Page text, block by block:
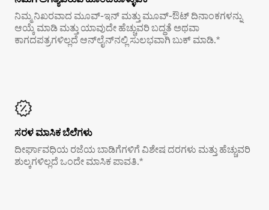
ನಿಮ್ಮ ನಿಖರವಾದ ಮೂವ್-ಇನ್ ಮತ್ತು ಮೂವ್-ಔಟ್ ದಿನಾಂಕಗಳನ್ನು
ಆಯ್ಕೆ ಮಾಡಿ ಮತ್ತು ಯಾವುದೇ ಹೆಚ್ಚುವರಿ ಬದ್ಧತೆ ಅಥವಾ
ಕಾಗದಪತ್ರಗಳಿಲ್ಲದೆ ಆನ್‌ಲೈನ್‌ನಲ್ಲಿ ಸುಲಭವಾಗಿ ಬುಕ್ ಮಾಡಿ.*
ಸರಳ ಮಾಸಿಕ ಬೆಲೆಗಳು
ದೀರ್ಘಾವಧಿಯ ರಜೆಯ ಬಾಡಿಗೆಗಳಿಗೆ ವಿಶೇಷ ದರಗಳು ಮತ್ತು ಹೆಚ್ಚುವರಿ
ಶುಲ್ಕಗಳಿಲ್ಲದೆ ಒಂದೇ ಮಾಸಿಕ ಪಾವತಿ.*